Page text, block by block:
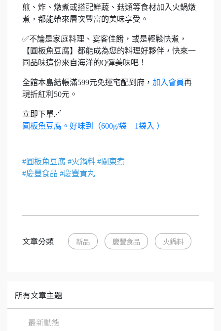
煎、炸、燉煮或搭配鮮蔬、菇類等食材加入火鍋燉
煮，都能帶來層次豐富的美味享受。
✅不論是家庭料理、宴客佳餚，或是輕鬆快煮，
【圓板魚豆腐】都能成為您的料理好夥伴，快來一
同品味這份來自海洋的Q彈美味吧！
全館本島結帳滿599元免運宅配到府， 加入會員再
現折紅利50元。
立即下單🔗
圓板魚豆腐。好味到（600g/袋 1袋入 ）
#圓板魚豆腐 #火鍋料 #關東煮
#慶豐食品 #慶豐貢丸
文章分類 新品 慶豐食品 火鍋料
所有文章主題
最新動態